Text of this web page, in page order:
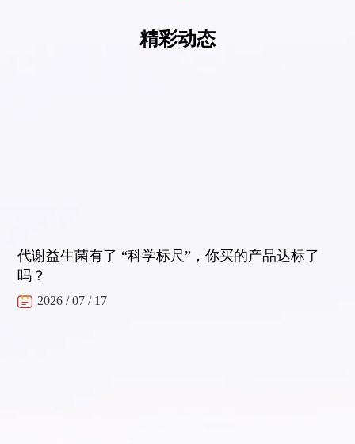
精彩动态
代谢益生菌有了 “科学标尺”，你买的产品达标了
吗？
2026 / 07 / 17